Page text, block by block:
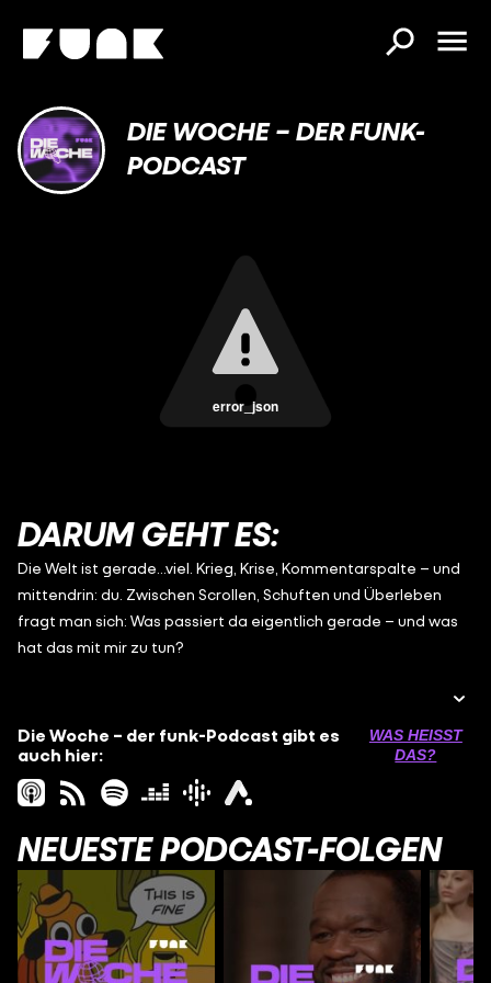
DIE WOCHE – DER FUNK-
PODCAST
error_json
DARUM GEHT ES:
Die Welt ist gerade…viel. Krieg, Krise, Kommentarspalte – und
mittendrin: du. Zwischen Scrollen, Schuften und Überleben
fragt man sich: Was passiert da eigentlich gerade – und was
hat das mit mir zu tun?
nimmt – und junge Perspektiven auch. Paula, Adrian, Yuri und
Sici kommen aus verschiedenen Ecken Deutschlands, bringen
unterschiedliche Hintergründe, Interessen und
Lebensrealitäten mit – und sprechen jeden Freitag über das,
diskutieren die großen Themen der Woche, ordnen ein, was
Schlagzeilen macht, und holen Stimmen dazu, die wirklich was
zu sagen haben. Ob Weltpolitik, soziale Gerechtigkeit oder
das neueste Popkultur-Drama – hier trifft Analyse auf Haltung,
persönliche Erfahrungen und harte Fakten. Für alle, die nicht
Die Woche – der funk-Podcast gibt es
auch hier:
WAS HEISST D
AS?
NEUESTE PODCAST-FOLGEN